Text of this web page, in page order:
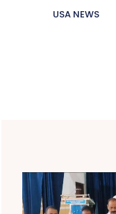
USA NEWS